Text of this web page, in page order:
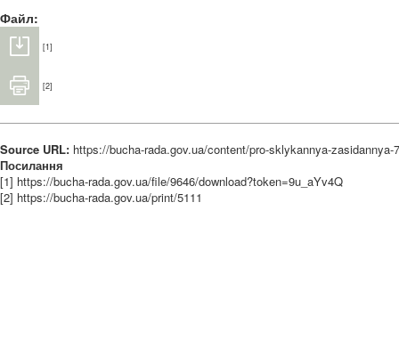
Файл:
[1]
[2]
Source URL: https://bucha-rada.gov.ua/content/pro-sklykannya-
Посилання
[1] https://bucha-rada.gov.ua/file/9646/download?token=9u_aYv4Q
[2] https://bucha-rada.gov.ua/print/5111